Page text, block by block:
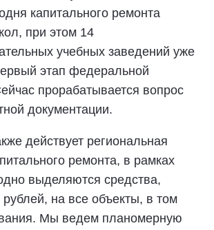
капитального ремонта
при этом 14
учебных заведений уже
этап федеральной
прорабатывается вопрос
документации.
действует региональная
ремонта, в рамках
выделяются средства,
на все объекты, в том
Мы ведем планомерную